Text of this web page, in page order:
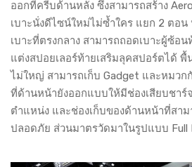
ออกที่ครีบด้านหลัง ซึ่งสามารถสร้าง
เบาะนั่งดีไซน์ใหม่ไม่ซ้ำใคร แยก 2 ตอ
เบาะที่ตรงกลาง สามารถถอดเบาะผู้ซ้อ
แต่งสปอยเลอร์ท้ายเสริมลุคสปอร์ตได้
ไม่ใหญ่ สามารถเก็บ Gadget และหมว
ที่ด้านหน้ายังออกแบบให้มีช่องเสียบชาร์
ตำแหน่ง และช่องเก็บของด้านหน้าที่สา
ปลอดภัย ส่วนมาตรวัดมาในรูปแบบ Full